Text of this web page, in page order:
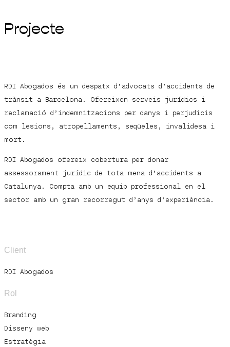
Projecte
RDI Abogados és un despatx d’advocats d’accidents de
trànsit a Barcelona. Ofereixen serveis jurídics i
reclamació d’indemnitzacions per danys i perjudicis
com lesions, atropellaments, seqüeles, invalidesa i
mort.
RDI Abogados ofereix cobertura per donar
assessorament jurídic de tota mena d’accidents a
Catalunya. Compta amb un equip professional en el
sector amb un gran recorregut d’anys d’experiència.
Client
RDI Abogados
Rol
Branding
Disseny web
Estratègia